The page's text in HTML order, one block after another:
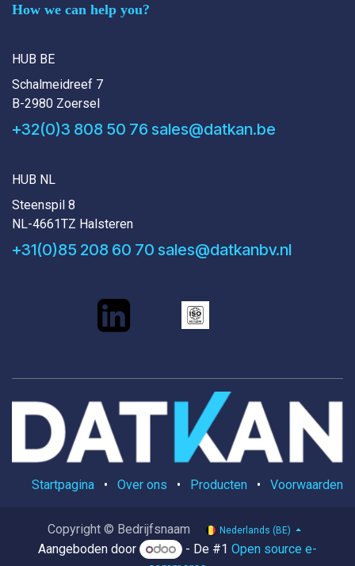
How we can help you?
HUB BE
Schalmeidreef 7
B-2980 Zoersel
+32(0)3 808 50 76 sales@datkan.be
HUB NL
Steenspil 8
NL-4661TZ Halsteren
+31(0)85 208 60 70 sales@datkanbv.nl
Startpagina • Over ons • Producten • Voorwaarden
Copyright © Bedrijfsnaam Nederlands (BE)
Aangeboden door - De #1Open source e-